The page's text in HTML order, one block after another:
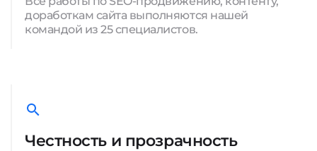
доработкам сайта выполняются нашей
командой из 25 специалистов.
Честность и прозрачность